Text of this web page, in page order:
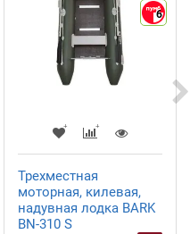
6
Трехместная
моторная, килевая,
надувная лодка BARK
ВN-310 S